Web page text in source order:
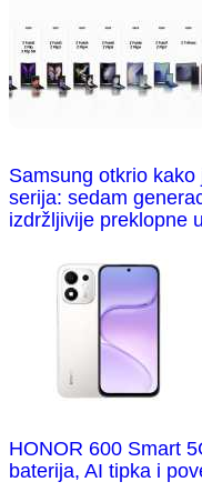
Samsung otkrio
serija: sedam
izdržljivije preklopne
HONOR 600 Smart
baterija, AI tipka i